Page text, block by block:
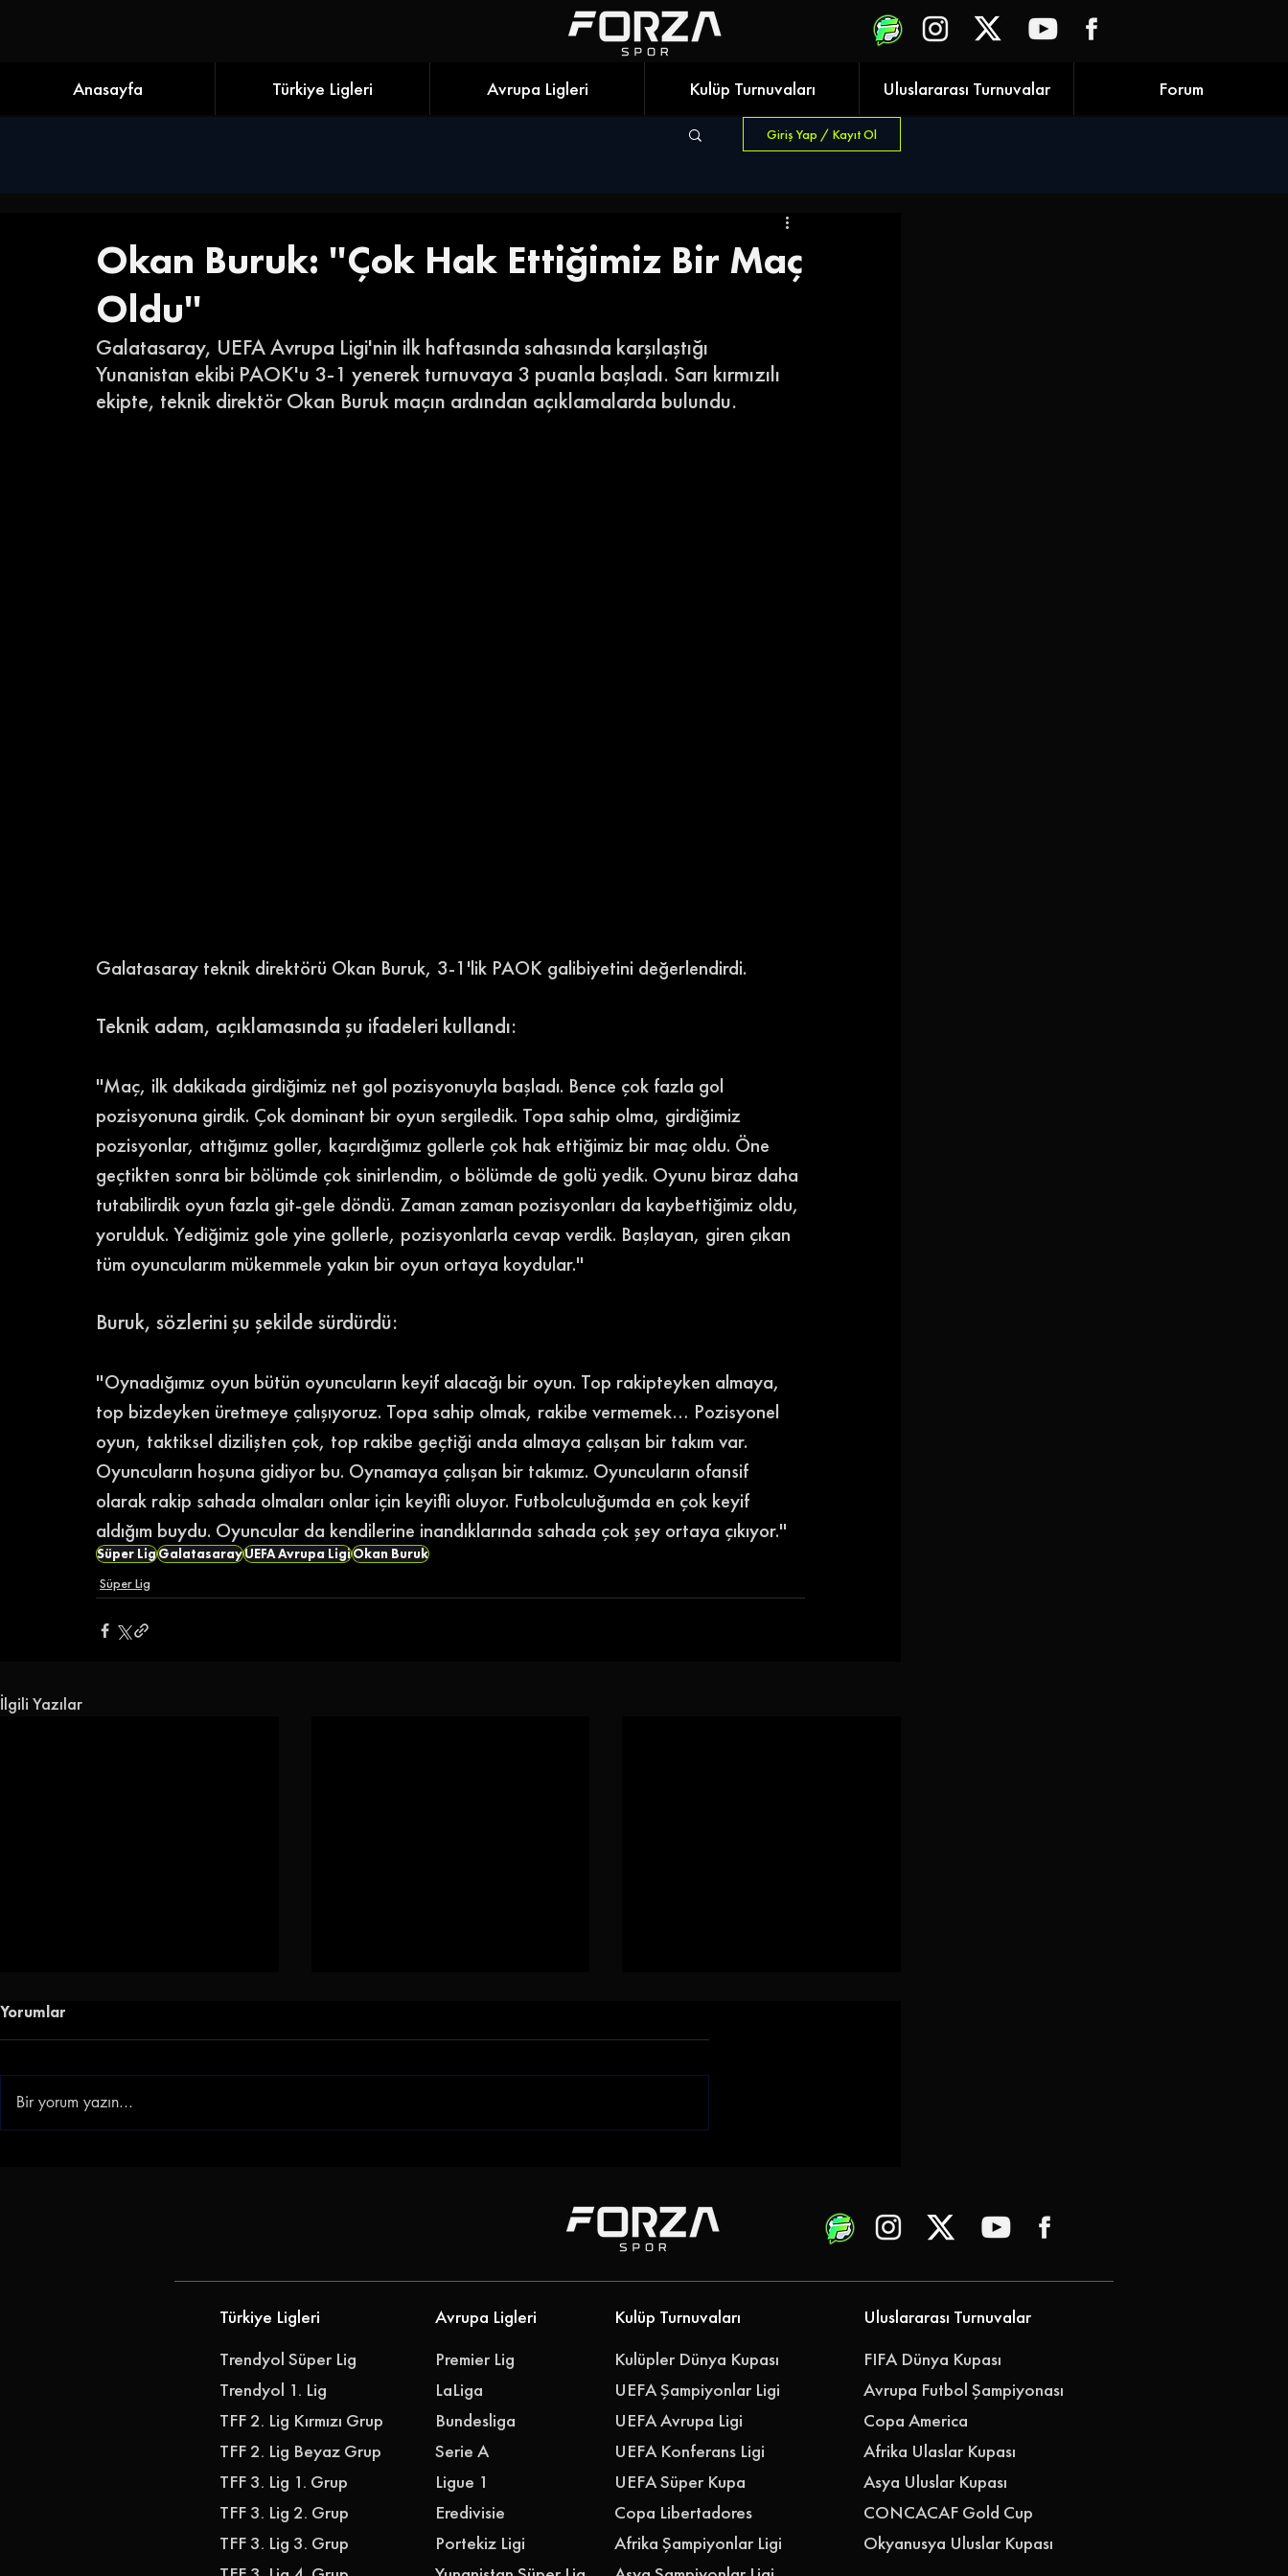
Anasayfa Türkiye Ligleri Avrupa Ligleri Kulüp Turnuvaları Uluslararası Turnuvalar Forum
Giriş Yap / Kayıt Ol
Okan Buruk: ''Çok Hak Ettiğimiz Bir Maç
Oldu''
Galatasaray, UEFA Avrupa Ligi'nin ilk haftasında sahasında karşılaştığı
Yunanistan ekibi PAOK'u 3-1 yenerek turnuvaya 3 puanla başladı. Sarı kırmızılı
ekipte, teknik direktör Okan Buruk maçın ardından açıklamalarda bulundu.
Galatasaray teknik direktörü Okan Buruk, 3-1'lik PAOK galibiyetini değerlendirdi.
Teknik adam, açıklamasında şu ifadeleri kullandı:
''Maç, ilk dakikada girdiğimiz net gol pozisyonuyla başladı. Bence çok fazla gol
pozisyonuna girdik. Çok dominant bir oyun sergiledik. Topa sahip olma, girdiğimiz
pozisyonlar, attığımız goller, kaçırdığımız gollerle çok hak ettiğimiz bir maç oldu. Öne
geçtikten sonra bir bölümde çok sinirlendim, o bölümde de golü yedik. Oyunu biraz daha
tutabilirdik oyun fazla git-gele döndü. Zaman zaman pozisyonları da kaybettiğimiz oldu,
yorulduk. Yediğimiz gole yine gollerle, pozisyonlarla cevap verdik. Başlayan, giren çıkan
tüm oyuncularım mükemmele yakın bir oyun ortaya koydular.''
Buruk, sözlerini şu şekilde sürdürdü:
''Oynadığımız oyun bütün oyuncuların keyif alacağı bir oyun. Top rakipteyken almaya,
top bizdeyken üretmeye çalışıyoruz. Topa sahip olmak, rakibe vermemek… Pozisyonel
oyun, taktiksel dizilişten çok, top rakibe geçtiği anda almaya çalışan bir takım var.
Oyuncuların hoşuna gidiyor bu. Oynamaya çalışan bir takımız. Oyuncuların ofansif
olarak rakip sahada olmaları onlar için keyifli oluyor. Futbolculuğumda en çok keyif
aldığım buydu. Oyuncular da kendilerine inandıklarında sahada çok şey ortaya çıkıyor.''
Süper LigGalatasarayUEFA Avrupa LigiOkan Buruk
Süper Lig
İlgili Yazılar
''Geleceğimizi Birlikte
Yazalım''
Yorumlar
Bir yorum yazın...
Türkiye Ligleri
Trendyol Süper Lig
Trendyol 1. Lig
TFF 2. Lig Kırmızı Grup
TFF 2. Lig Beyaz Grup
TFF 3. Lig 1. Grup
TFF 3. Lig 2. Grup
TFF 3. Lig 3. Grup
Avrupa Ligleri
Premier Lig
LaLiga
Bundesliga
Serie A
Ligue 1
Eredivisie
Portekiz Ligi
Kulüp Turnuvaları
Kulüpler Dünya Kupası
UEFA Şampiyonlar Ligi
UEFA Avrupa Ligi
UEFA Konferans Ligi
UEFA Süper Kupa
Copa Libertadores
Afrika Şampiyonlar Ligi
Uluslararası Turnuvalar
FIFA Dünya Kupası
Avrupa Futbol Şampiyonası
Copa America
Afrika Ulaslar Kupası
Asya Uluslar Kupası
CONCACAF Gold Cup
Okyanusya Uluslar Kupası